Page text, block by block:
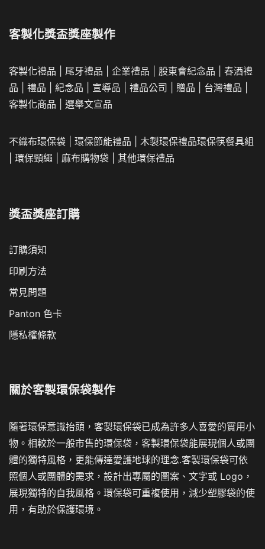
客製化獎盃獎座製作
客製化禮品 尾牙禮品 企業禮品 股東會紀念品
春酒禮
品
禮品 紀念品 宣導品 禮品公司 贈品 台灣禮品
客製化商品
選舉文宣品
不織布環保袋 環保節能禮品 木製環保禮品環保筷餐具組
環保頸繩 麻布購物袋 其他環保禮品
獎盃獎座訂購
訂購須知
印刷方法
常見問題
Panton 色卡
隱私權條款
關於客製環保袋製作
隨著環保意識抬頭，客製環保袋已成為許多人喜愛的實用小
物。相較於一般市售的環保袋，客製環保袋能展現個人或團
體的獨特風格，更能傳達愛護地球的理念.客製環保袋可依
照個人或團體的需求，設計出專屬的圖案、文字或 Logo，
展現獨特的自我風格。環保袋可重複使用，減少塑膠袋的使
用，有助於保護環境。